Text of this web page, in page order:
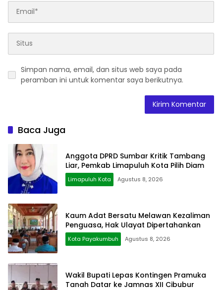
Simpan nama, email, dan situs web saya pada
peramban ini untuk komentar saya berikutnya.
Baca Juga
Anggota DPRD Sumbar Kritik Tambang
Liar, Pemkab Limapuluh Kota Pilih Diam
Limapuluh Kota Agustus 8, 2026
Kaum Adat Bersatu Melawan Kezaliman
Penguasa, Hak Ulayat Dipertahankan
Kota Payakumbuh Agustus 8, 2026
Wakil Bupati Lepas Kontingen Pramuka
Tanah Datar ke Jamnas XII Cibubur